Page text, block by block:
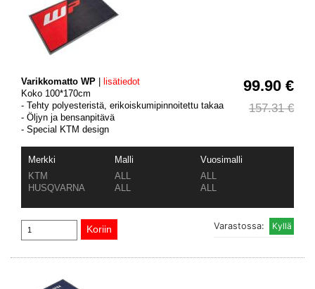
99.90 €
157.31 €
Varikkomatto WP
lisätiedot
Koko 100*170cm
- Tehty polyesteristä, erikoiskumipinnoitettu takaa
- Öljyn ja bensanpitävä
- Special KTM design
Merkki Malli
Vuosimalli
KTM
ALL
ALL
HUSQVARNA
ALL ALL
Varastossa: